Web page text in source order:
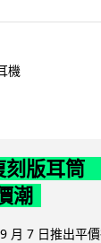
機
刻版耳筒
潮
月 7 日推出平